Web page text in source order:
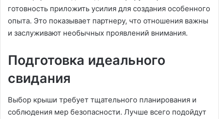
готовность приложить усилия для создания особенного
опыта. Это показывает партнеру, что отношения важны
и заслуживают необычных проявлений внимания.
Подготовка идеального
свидания
Выбор крыши требует тщательного планирования и
соблюдения мер безопасности. Лучше всего подойдут